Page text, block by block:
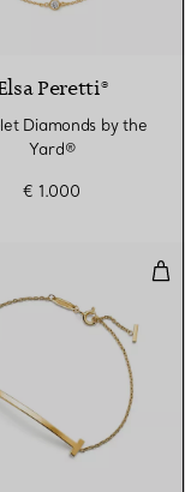
Peretti®
Diamonds by the
Yard®
€ 1.000
design en or